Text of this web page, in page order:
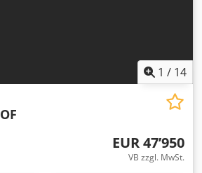
1 / 14
EUR 47’950
VB zzgl. MwSt.